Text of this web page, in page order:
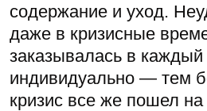
содержание и уход.
даже в кризисные
заказывалась в каждый
индивидуально — тем
кризис все же пошел